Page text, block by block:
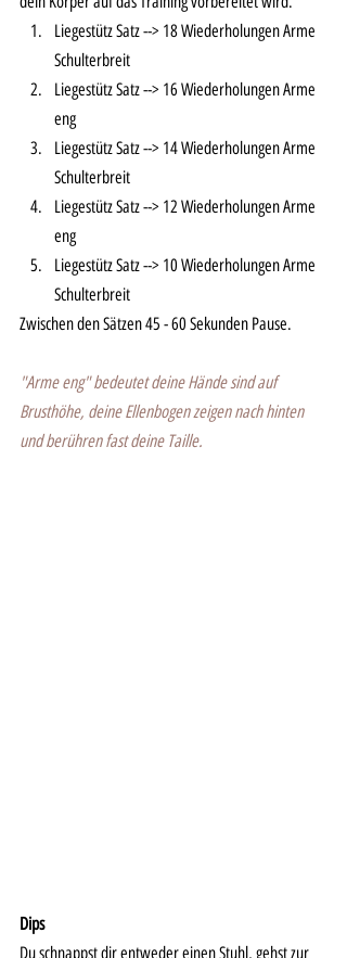
Liegestütz Satz --> 18 Wiederholungen Arme
Schulterbreit
Liegestütz Satz --> 16 Wiederholungen Arme
eng
Liegestütz Satz --> 14 Wiederholungen Arme
Schulterbreit
Liegestütz Satz --> 12 Wiederholungen Arme
eng
Liegestütz Satz --> 10 Wiederholungen Arme
Schulterbreit
Zwischen den Sätzen 45 - 60 Sekunden Pause.
"Arme eng" bedeutet deine Hände sind auf
Brusthöhe, deine Ellenbogen zeigen nach hinten
und berühren fast deine Taille.
Dips
Du schnappst dir entweder einen Stuhl, gehst zur